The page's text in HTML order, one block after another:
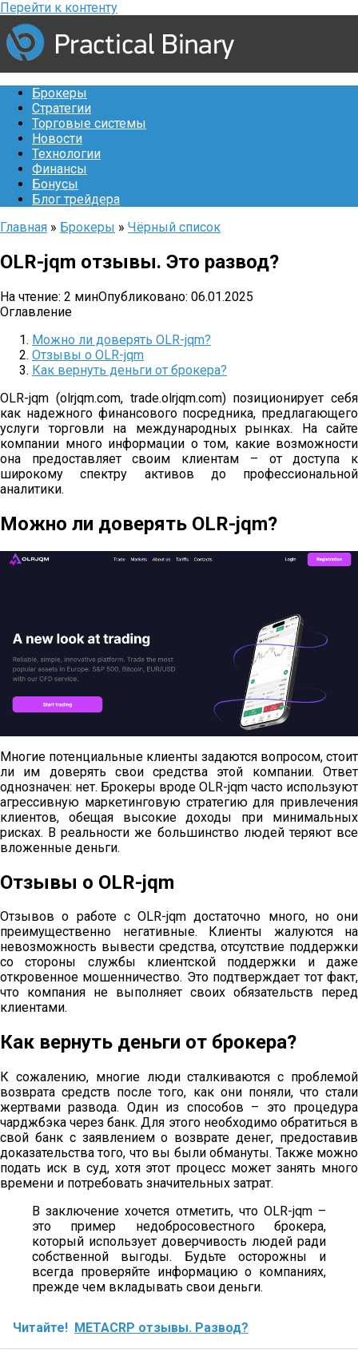
Перейти к контенту
Брокеры
Стратегии
Торговые системы
Новости
Технологии
Финансы
Бонусы
Блог трейдера
Главная » Брокеры » Чёрный список
OLR-jqm отзывы. Это развод?
На чтение: 2 минОпубликовано: 06.01.2025
Оглавление
Можно ли доверять OLR-jqm?
Отзывы о OLR-jqm
Как вернуть деньги от брокера?
OLR-jqm (olrjqm.com, trade.olrjqm.com) позиционирует себя
как надежного финансового посредника, предлагающего
услуги торговли на международных рынках. На сайте
компании много информации о том, какие возможности
она предоставляет своим клиентам – от доступа к
широкому спектру активов до профессиональной
аналитики.
Можно ли доверять OLR-jqm?
Многие потенциальные клиенты задаются вопросом, стоит
ли им доверять свои средства этой компании. Ответ
однозначен: нет. Брокеры вроде OLR-jqm часто используют
агрессивную маркетинговую стратегию для привлечения
клиентов, обещая высокие доходы при минимальных
рисках. В реальности же большинство людей теряют все
вложенные деньги.
Отзывы о OLR-jqm
Отзывов о работе с OLR-jqm достаточно много, но они
преимущественно негативные. Клиенты жалуются на
невозможность вывести средства, отсутствие поддержки
со стороны службы клиентской поддержки и даже
откровенное мошенничество. Это подтверждает тот факт,
что компания не выполняет своих обязательств перед
клиентами.
Как вернуть деньги от брокера?
К сожалению, многие люди сталкиваются с проблемой
возврата средств после того, как они поняли, что стали
жертвами развода. Один из способов – это процедура
чарджбэка через банк. Для этого необходимо обратиться в
свой банк с заявлением о возврате денег, предоставив
доказательства того, что вы были обмануты. Также можно
подать иск в суд, хотя этот процесс может занять много
времени и потребовать значительных затрат.
В заключение хочется отметить, что OLR-jqm –
это пример недобросовестного брокера,
который использует доверчивость людей ради
собственной выгоды. Будьте осторожны и
всегда проверяйте информацию о компаниях,
прежде чем вкладывать свои деньги.
Читайте! METACRP отзывы. Развод?